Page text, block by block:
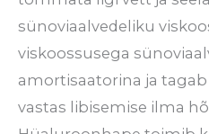
sünoviaalvedeliku
viskoossusega
amortisaatorina ja
vastas libisemise ilma